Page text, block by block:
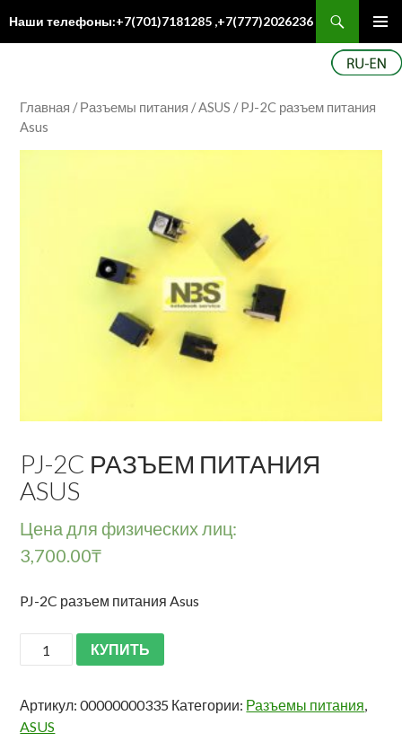
Наши телефоны:+7(701)7181285 ,+7(777)2026236
Главная /Разъемы питания /ASUS / PJ-2C разъем питания
Asus
PJ-2C РАЗЪЕМ ПИТАНИЯ
ASUS
Цена для физических лиц:
3,700.00₸
PJ-2C разъем питания Asus
КУПИТЬ
Артикул:00000000335 Категории: Разъемы питания,
ASUS